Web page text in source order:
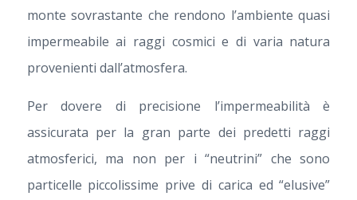
monte sovrastante che rendono l’ambiente quasi
impermeabile ai raggi cosmici e di varia natura
provenienti dall’atmosfera.
Per dovere di precisione l’impermeabilità è
assicurata per la gran parte dei predetti raggi
atmosferici, ma non per i “neutrini” che sono
particelle piccolissime prive di carica ed “elusive”